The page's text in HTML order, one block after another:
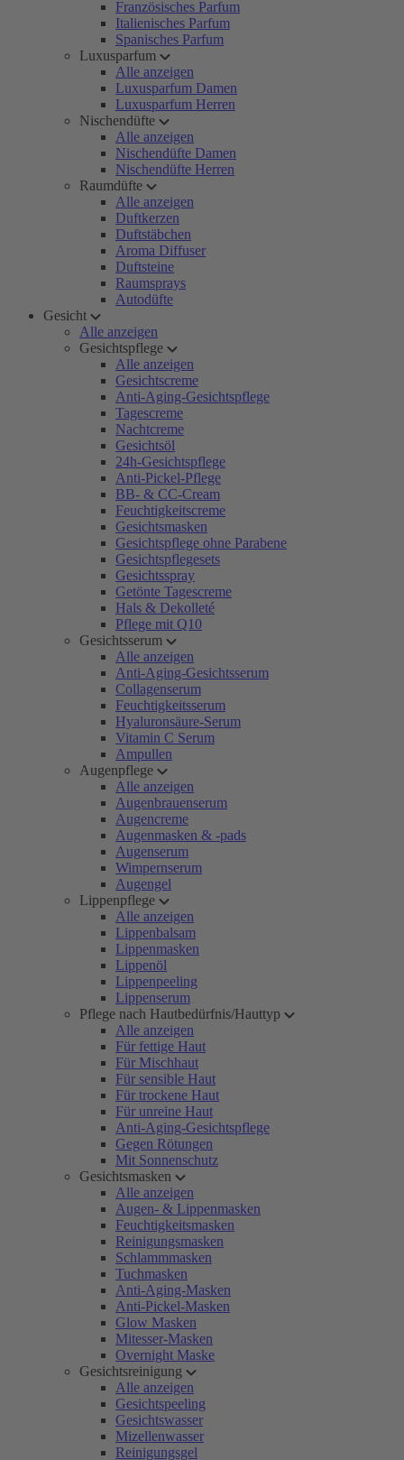
Französisches Parfum
Italienisches Parfum
Spanisches Parfum
Luxusparfum
Alle anzeigen
Luxusparfum Damen
Luxusparfum Herren
Nischendüfte
Alle anzeigen
Nischendüfte Damen
Nischendüfte Herren
Raumdüfte
Alle anzeigen
Duftkerzen
Duftstäbchen
Aroma Diffuser
Duftsteine
Raumsprays
Autodüfte
Gesicht
Alle anzeigen
Gesichtspflege
Alle anzeigen
Gesichtscreme
Anti-Aging-Gesichtspflege
Tagescreme
Nachtcreme
Gesichtsöl
24h-Gesichtspflege
Anti-Pickel-Pflege
BB- & CC-Cream
Feuchtigkeitscreme
Gesichtsmasken
Gesichtspflege ohne Parabene
Gesichtspflegesets
Gesichtsspray
Getönte Tagescreme
Hals & Dekolleté
Pflege mit Q10
Gesichtsserum
Alle anzeigen
Anti-Aging-Gesichtsserum
Collagenserum
Feuchtigkeitsserum
Hyaluronsäure-Serum
Vitamin C Serum
Ampullen
Augenpflege
Alle anzeigen
Augenbrauenserum
Augencreme
Augenmasken & -pads
Augenserum
Wimpernserum
Augengel
Lippenpflege
Alle anzeigen
Lippenbalsam
Lippenmasken
Lippenöl
Lippenpeeling
Lippenserum
Pflege nach Hautbedürfnis/Hauttyp
Alle anzeigen
Für fettige Haut
Für Mischhaut
Für sensible Haut
Für trockene Haut
Für unreine Haut
Anti-Aging-Gesichtspflege
Gegen Rötungen
Mit Sonnenschutz
Gesichtsmasken
Alle anzeigen
Augen- & Lippenmasken
Feuchtigkeitsmasken
Reinigungsmasken
Schlammmasken
Tuchmasken
Anti-Aging-Masken
Anti-Pickel-Masken
Glow Masken
Mitesser-Masken
Overnight Maske
Gesichtsreinigung
Alle anzeigen
Gesichtspeeling
Gesichtswasser
Mizellenwasser
Reinigungsgel